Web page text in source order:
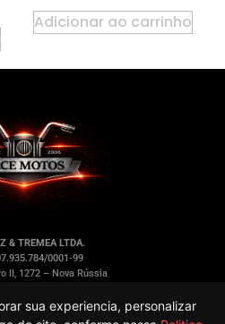
sua experiencia, personalizar
Adicionar ao carrinho
& TREMEA LTDA.
0001-99
II, 1272 – Nova Rússia
INFORMAÇÕES